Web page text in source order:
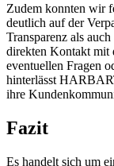
Zudem konnten wir
deutlich auf der
Transparenz als
direkten Kontakt mit
eventuellen Fragen
hinterlässt
ihre
Fazit
Es handelt sich um